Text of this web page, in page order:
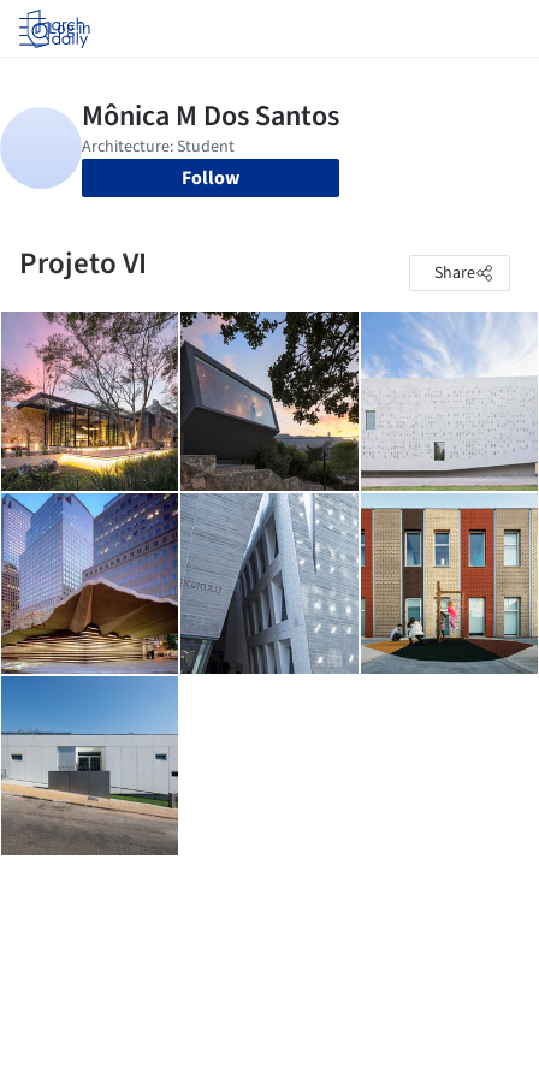
Log in
Follow
Projeto VI Share